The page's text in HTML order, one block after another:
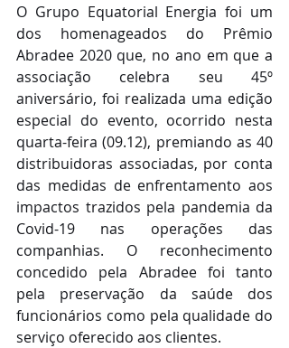
O Grupo Equatorial Energia foi um
dos homenageados do Prêmio
Abradee 2020 que, no ano em que a
associação celebra seu 45º
aniversário, foi realizada uma edição
especial do evento, ocorrido nesta
quarta-feira (09.12), premiando as 40
distribuidoras associadas, por conta
das medidas de enfrentamento aos
impactos trazidos pela pandemia da
Covid-19 nas operações das
companhias. O reconhecimento
concedido pela Abradee foi tanto
pela preservação da saúde dos
funcionários como pela qualidade do
serviço oferecido aos clientes.